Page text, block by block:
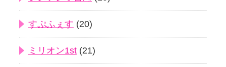
すぷふぇす (20)
ミリオン1st (21)